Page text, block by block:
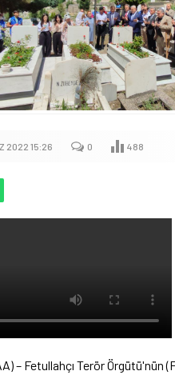
2022 15:26 0 488
– Fetullahçı Terör Örgütü'nün